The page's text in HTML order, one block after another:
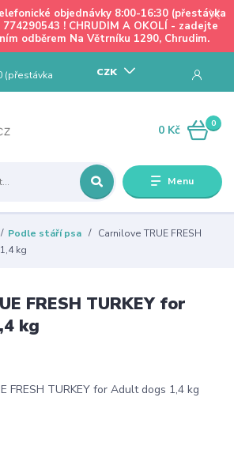
objednávky 8:00-16:30 (přestávka
! CHRUDIM A OKOLÍ - zadejte
odběrem Na Větrníku 1290, Chrudim.
Menu
CZK
(přestávka
0
0 Kč
Podle stáří psa
Carnilove TRUE FRESH
kg
FRESH TURKEY for
kg